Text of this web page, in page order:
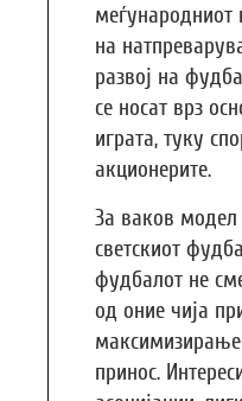
меѓународниот
на
развој на
се носат врз
играта, туку
акционерите.
За ваков
светскиот
фудбалот не
од оние чија
принос.